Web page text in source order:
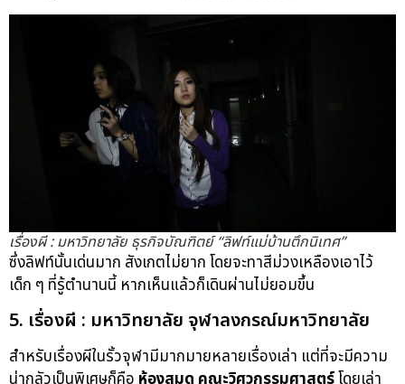
เรื่องผี : มหาวิทยาลัย ธุรกิจบัณฑิตย์ “ลิฟท์แม่บ้านตึกนิเทศ”
ซึ่งลิฟท์นั้นเด่นมาก สังเกตไม่ยาก โดยจะทาสีม่วงเหลืองเอาไว้
เด็ก ๆ ที่รู้ตำนานนี้ หากเห็นแล้วก็เดินผ่านไม่ยอมขึ้น
5. เรื่องผี : มหาวิทยาลัย จุฬาลงกรณ์มหาวิทยาลัย
สำหรับเรื่องผีในรั้วจุฬามีมากมายหลายเรื่องเล่า แต่ที่จะมีความ